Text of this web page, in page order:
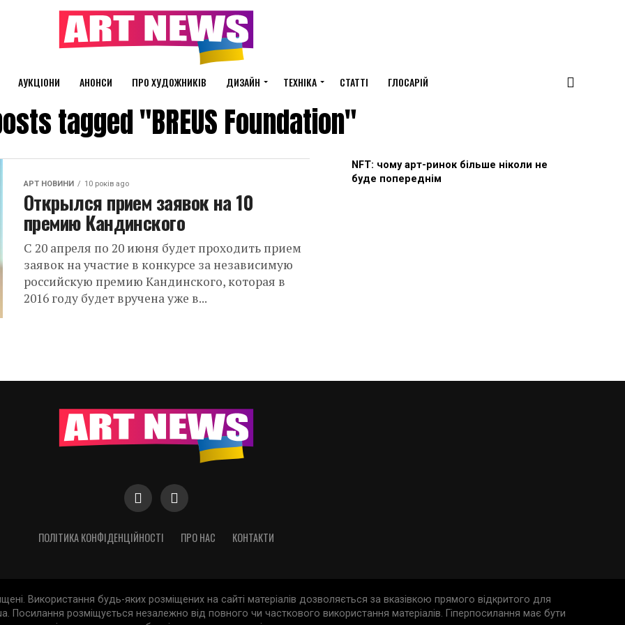
АУКЦІОНИ АНОНСИ ПРО ХУДОЖНИКІВ ДИЗАЙН ТЕХНІКА СТАТТІ ГЛОСАРІЙ
tagged "BREUS Foundation"
АРТ НОВИНИ 10 років ago
Открылся прием заявок на 10
премию Кандинского
С 20 апреля по 20 июня будет проходить прием
заявок на участие в конкурсе за независимую
российскую премию Кандинского, которая в
2016 году будет вручена уже в...
NFT: чому арт-ринок більше ніколи не
буде попереднім
ПОЛІТИКА КОНФІДЕНЦІЙНОСТІ ПРО НАС КОНТАКТИ
Використання будь-яких розміщених на сайті матеріалів дозволяється за вказівкою прямого відкритого для
Посилання розміщується незалежно від повного чи часткового використання матеріалів. Гіперпосилання має бути